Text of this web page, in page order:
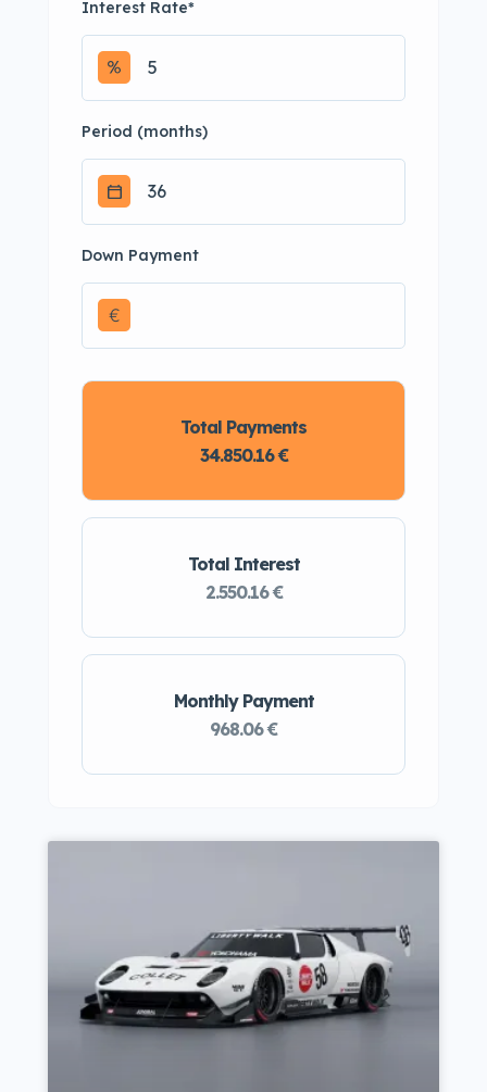
Interest Rate*
Period (months)
Down Payment
€
Monthly Payment
968.06 €
Total Interest
2.550.16 €
Total Payments
34.850.16 €